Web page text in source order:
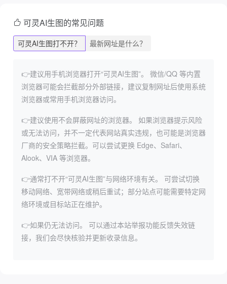
可灵AI生图的常见问题
可灵AI生图打不开？ 最新网址是什么？
👉建议用手机浏览器打开“可灵AI生图”。
微信/QQ 等内置
浏览器可能会拦截部分外部链接，建议复制网址后使用系统
浏览器或常用手机浏览器访问。
👉建议使用不会屏蔽网址的浏览器。
如果浏览器提示风险
或无法访问，并不一定代表网站真实违规，也可能是浏览器
厂商的安全策略拦截。可以尝试更换 Edge、Safari、
Alook、VIA 等浏览器。
👉通常打不开“可灵AI生图”与网络环境有关。
可尝试切换
移动网络、宽带网络或稍后重试；部分站点可能需要特定网
络环境或目标站正在维护。
👉如果仍无法访问。
可以通过本站举报功能反馈失效链
接，我们会尽快核验并更新收录信息。